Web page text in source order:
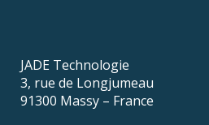
JADE Technologie
3, rue de Longjumeau
91300 Massy – France